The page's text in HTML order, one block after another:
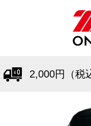
2,000円（税